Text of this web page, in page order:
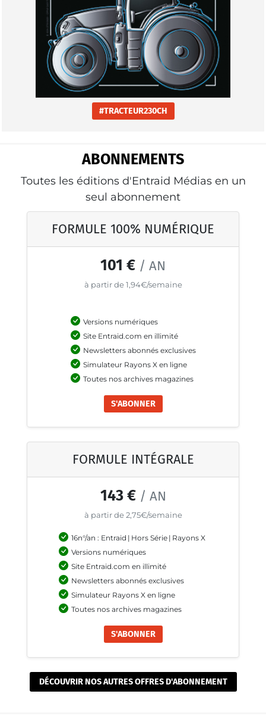
#TRACTEUR230CH
ABONNEMENTS
Toutes les éditions d'Entraid Médias en un
seul abonnement
FORMULE 100% NUMÉRIQUE
101 € / AN
à partir de 1,94€/semaine
Versions numériques
Site Entraid.com en illimité
Newsletters abonnés exclusives
Simulateur Rayons X en ligne
Toutes nos archives magazines
S'ABONNER
FORMULE INTÉGRALE
143 €/ AN
à partir de 2,75€/semaine
16n°/an : Entraid | Hors Série | Rayons X
Versions numériques
Site Entraid.com en illimité
Newsletters abonnés exclusives
Simulateur Rayons X en ligne
Toutes nos archives magazines
S'ABONNER
DÉCOUVRIR NOS AUTRES OFFRES D'ABONNEMENT